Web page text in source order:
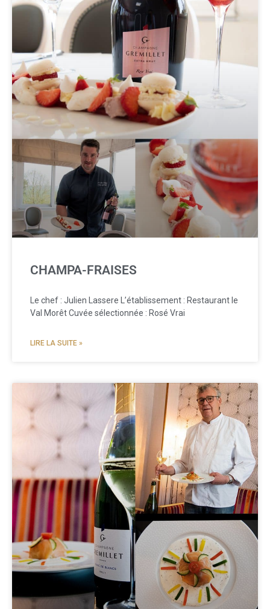
CHAMPA-FRAISES
Le chef : Julien Lassere L’établissement : Restaurant le
Val Morêt Cuvée sélectionnée : Rosé Vrai
LIRE LA SUITE »